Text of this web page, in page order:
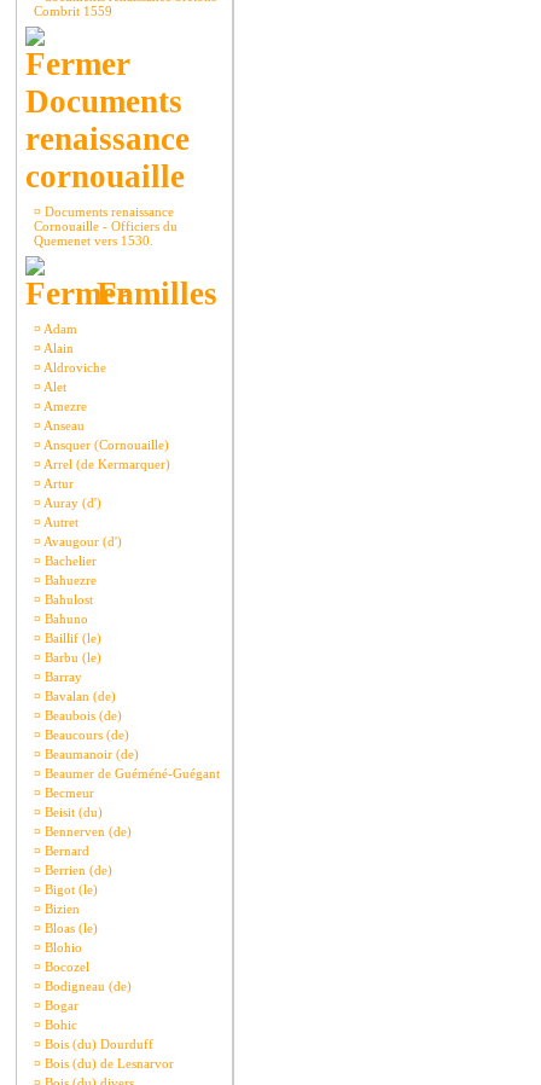
Combrit 1559
Documents
renaissance
cornouaille
¤ Documents renaissance
Cornouaille - Officiers du
Quemenet vers 1530.
Familles
¤ Adam
¤ Alain
¤ Aldroviche
¤ Alet
¤ Amezre
¤ Anseau
¤ Ansquer (Cornouaille)
¤ Arrel (de Kermarquer)
¤ Artur
¤ Auray (d')
¤ Autret
¤ Avaugour (d')
¤ Bachelier
¤ Bahuezre
¤ Bahulost
¤ Bahuno
¤ Baillif (le)
¤ Barbu (le)
¤ Barray
¤ Bavalan (de)
¤ Beaubois (de)
¤ Beaucours (de)
¤ Beaumanoir (de)
¤ Beaumer de Guéméné-Guégant
¤ Becmeur
¤ Beisit (du)
¤ Bennerven (de)
¤ Bernard
¤ Berrien (de)
¤ Bigot (le)
¤ Bizien
¤ Bloas (le)
¤ Blohio
¤ Bocozel
¤ Bodigneau (de)
¤ Bogar
¤ Bohic
¤ Bois (du) Dourduff
¤ Bois (du) de Lesnarvor